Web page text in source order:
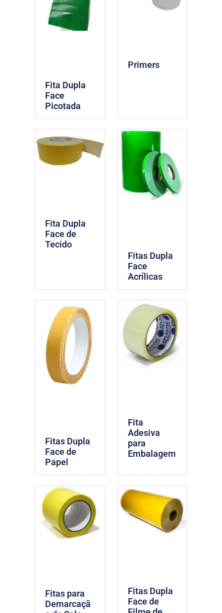
Fita Dupla
Face
Picotada
Primers
Fita Dupla
Face de
Tecido
Fitas Dupla
Face
Acrílicas
Fitas Dupla
Face de
Papel
Fita
Adesiva
para
Embalagem
Fitas para
Demarcaçã
Fitas Dupla
Face de